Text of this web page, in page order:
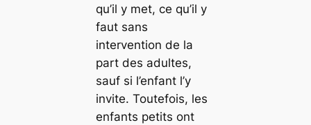
qu’il y met, ce qu’il y
faut sans
intervention de la
part des adultes,
sauf si l’enfant l’y
invite. Toutefois, les
enfants petits ont